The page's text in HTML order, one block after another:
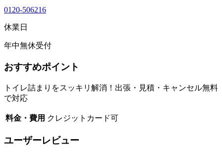
0120-506216
休業日
年中無休受付
おすすめポイント
トイレ詰まりをスッキリ解消！出張・見積・キャンセル無料
で対応
料金・費用 クレジットカード可
ユーザーレビュー